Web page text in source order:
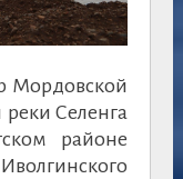
Мордовской
Селенга
районе